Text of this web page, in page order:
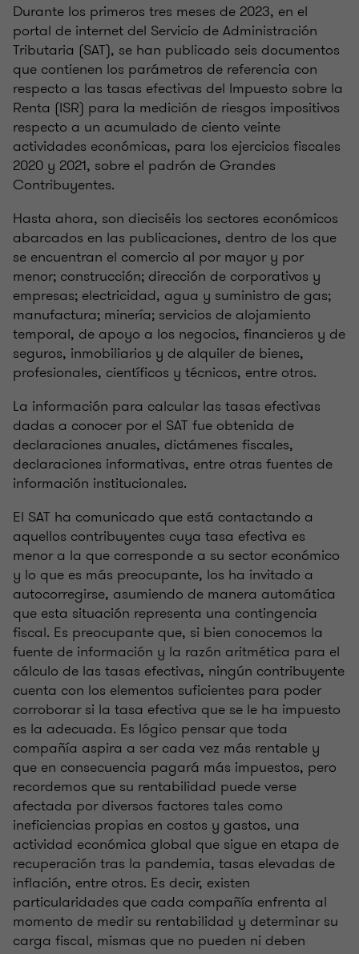
Durante los primeros tres meses de 2023, en el
portal de internet del Servicio de Administración
Tributaria (SAT), se han publicado seis documentos
que contienen los parámetros de referencia con
respecto a las tasas efectivas del Impuesto sobre la
Renta (ISR) para la medición de riesgos impositivos
respecto a un acumulado de ciento veinte
actividades económicas, para los ejercicios fiscales
2020 y 2021, sobre el padrón de Grandes
Contribuyentes.
Hasta ahora, son dieciséis los sectores económicos
abarcados en las publicaciones, dentro de los que
se encuentran el comercio al por mayor y por
menor; construcción; dirección de corporativos y
empresas; electricidad, agua y suministro de gas;
manufactura; minería; servicios de alojamiento
temporal, de apoyo a los negocios, financieros y de
seguros, inmobiliarios y de alquiler de bienes,
profesionales, científicos y técnicos, entre otros.
La información para calcular las tasas efectivas
dadas a conocer por el SAT fue obtenida de
declaraciones anuales, dictámenes fiscales,
declaraciones informativas, entre otras fuentes de
información institucionales.
El SAT ha comunicado que está contactando a
aquellos contribuyentes cuya tasa efectiva es
menor a la que corresponde a su sector económico
y lo que es más preocupante, los ha invitado a
autocorregirse, asumiendo de manera automática
que esta situación representa una contingencia
fiscal. Es preocupante que, si bien conocemos la
fuente de información y la razón aritmética para el
cálculo de las tasas efectivas, ningún contribuyente
cuenta con los elementos suficientes para poder
corroborar si la tasa efectiva que se le ha impuesto
es la adecuada. Es lógico pensar que toda
compañía aspira a ser cada vez más rentable y
que en consecuencia pagará más impuestos, pero
recordemos que su rentabilidad puede verse
afectada por diversos factores tales como
ineficiencias propias en costos y gastos, una
actividad económica global que sigue en etapa de
recuperación tras la pandemia, tasas elevadas de
inflación, entre otros. Es decir, existen
particularidades que cada compañía enfrenta al
momento de medir su rentabilidad y determinar su
carga fiscal, mismas que no pueden ni deben